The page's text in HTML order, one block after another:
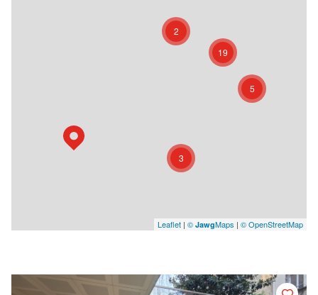
3
2
5
19
Leaflet | © JawgMaps | © OpenStreetMap